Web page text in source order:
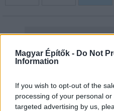
Magyar Építők - Do Not
Information
If you wish to opt-out of the
processing of your personal
targeted advertising by us,